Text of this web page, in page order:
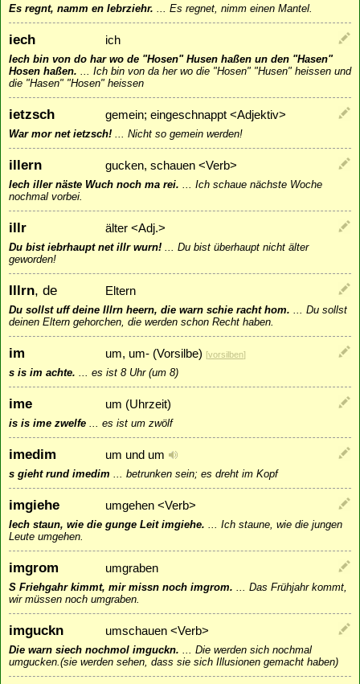
Es regnt, namm en Iebrziehr. ... Es regnet, nimm einen Mantel.
iech ich
Iech bin von do har wo de "Hosen" Husen haßen un den "Hasen"
Hosen haßen. ... Ich bin von da her wo die "Hosen" "Husen" heissen und
die "Hasen" "Hosen" heissen
ietzsch gemein; eingeschnappt <Adjektiv>
War mor net ietzsch! ... Nicht so gemein werden!
illern gucken, schauen <Verb>
Iech iller näste Wuch noch ma rei. ... Ich schaue nächste Woche
nochmal vorbei.
illr älter <Adj.>
Du bist iebrhaupt net illr wurn! ... Du bist überhaupt nicht älter
geworden!
Illrn, de Eltern
Du sollst uff deine Illrn heern, die warn schie racht hom. ... Du sollst
deinen Eltern gehorchen, die werden schon Recht haben.
im um, um- (Vorsilbe) [vorsilben]
s is im achte. ... es ist 8 Uhr (um 8)
ime um (Uhrzeit)
is is ime zwelfe ... es ist um zwölf
imedim um und um
s gieht rund imedim ... betrunken sein; es dreht im Kopf
imgiehe umgehen <Verb>
Iech staun, wie die gunge Leit imgiehe. ... Ich staune, wie die jungen
Leute umgehen.
imgrom umgraben
S Friehgahr kimmt, mir missn noch imgrom. ... Das Frühjahr kommt,
wir müssen noch umgraben.
imguckn umschauen <Verb>
Die warn siech nochmol imguckn. ... Die werden sich nochmal
umgucken.(sie werden sehen, dass sie sich Illusionen gemacht haben)